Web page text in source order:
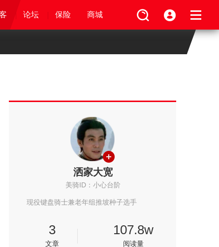
保险 商城
论坛 保险 商城
论坛 保险 商城
论坛 保险 商城
洒家大宽
美骑ID：小心台阶
现役键盘骑士兼老年组推坡种子选手
3
文章
107.8w
阅读量